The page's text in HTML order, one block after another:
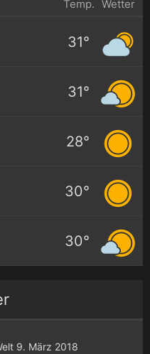
Temp. Wetter
31°
31°
28°
30°
30°
9. März 2018